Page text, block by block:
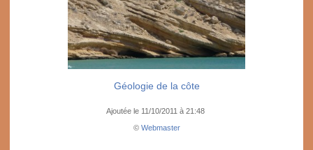
Géologie de la côte
Ajoutée le 11/10/2011 à 21:48
© Webmaster